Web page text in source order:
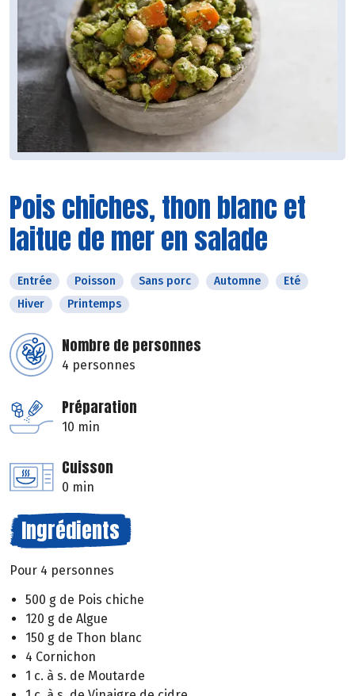
Pois chiches, thon blanc et
laitue de mer en salade
Entrée Poisson Sans porc Automne
Eté
Hiver
Printemps
Nombre de personnes
4 personnes
Préparation
10 min
Cuisson
0 min
Ingrédients
Pour 4 personnes
500 g de Pois chiche
120 g de Algue
150 g de Thon blanc
4 Cornichon
1 c. à s. de Moutarde